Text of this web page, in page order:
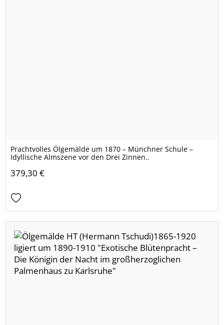
Prachtvolles Ölgemälde um 1870 – Münchner Schule –
Idyllische Almszene vor den Drei Zinnen..
379,30 €